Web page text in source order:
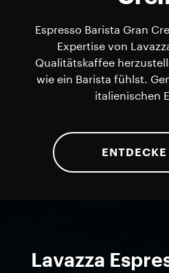
Espresso Barista Gran
Expertise von
Qualitätskaffee
wie ein Barista fühlst.
italienischen
Lavazza